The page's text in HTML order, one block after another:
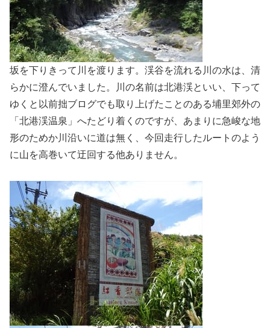
坂を下りきって川を渡ります。渓谷を流れる川の水は、清
らかに澄んでいました。川の名前は北港渓といい、下って
ゆくと以前拙ブログでも取り上げたことのある埔里郊外の
「北港渓温泉」へたどり着くのですが、あまりに急峻な地
形のためか川沿いに道は無く、今回走行したルートのよう
に山を高巻いて迂回する他ありません。